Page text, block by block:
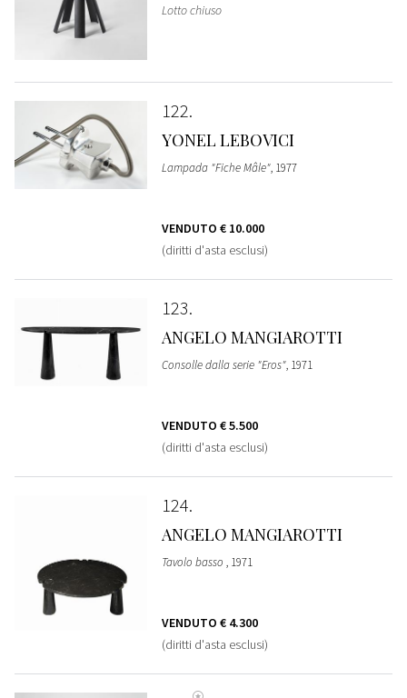
Lotto chiuso
122
YONEL LEBOVICI
Lampada "Fiche Mâle", 1977
VENDUTO € 10.000
(diritti d'asta esclusi)
123
ANGELO MANGIAROTTI
Consolle dalla serie "Eros", 1971
VENDUTO € 5.500
(diritti d'asta esclusi)
124
ANGELO MANGIAROTTI
Tavolo basso , 1971
VENDUTO € 4.300
(diritti d'asta esclusi)